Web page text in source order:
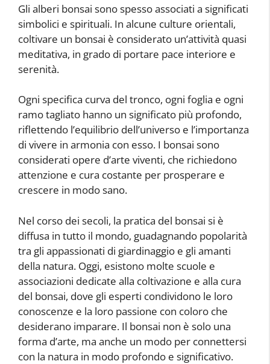
Gli alberi bonsai sono spesso associati a significati
simbolici e spirituali. In alcune culture orientali,
coltivare un bonsai è considerato un’attività quasi
meditativa, in grado di portare pace interiore e
serenità.
Ogni specifica curva del tronco, ogni foglia e ogni
ramo tagliato hanno un significato più profondo,
riflettendo l’equilibrio dell’universo e l’importanza
di vivere in armonia con esso. I bonsai sono
considerati opere d’arte viventi, che richiedono
attenzione e cura costante per prosperare e
crescere in modo sano.
Nel corso dei secoli, la pratica del bonsai si è
diffusa in tutto il mondo, guadagnando popolarità
tra gli appassionati di giardinaggio e gli amanti
della natura. Oggi, esistono molte scuole e
associazioni dedicate alla coltivazione e alla cura
del bonsai, dove gli esperti condividono le loro
conoscenze e la loro passione con coloro che
desiderano imparare. Il bonsai non è solo una
forma d’arte, ma anche un modo per connettersi
con la natura in modo profondo e significativo.